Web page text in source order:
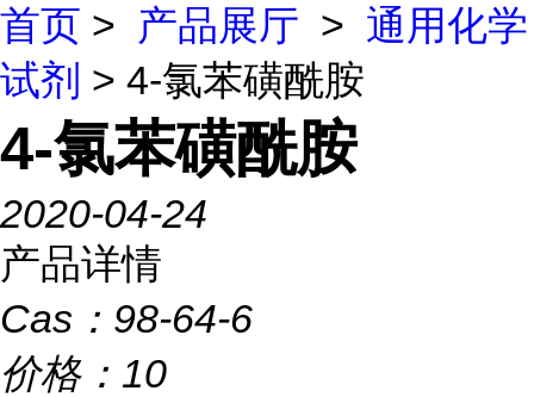
首页 > 产品展厅 > 通用化学
试剂 > 4-氯苯磺酰胺
4-氯苯磺酰胺
2020-04-24
产品详情
Cas： 98-64-6
价格： 10